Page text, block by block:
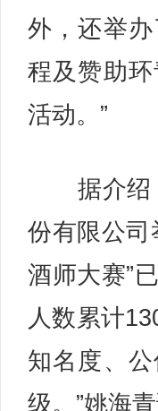
外，还举
程及赞助
活动。”
据介绍，
份有限公司
酒师大赛”
人数累计
知名度、
级。”姚海